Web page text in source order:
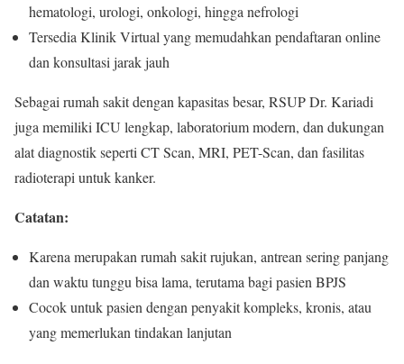
hematologi, urologi, onkologi, hingga nefrologi
Tersedia Klinik Virtual yang memudahkan pendaftaran online
dan konsultasi jarak jauh
Sebagai rumah sakit dengan kapasitas besar, RSUP Dr. Kariadi
juga memiliki ICU lengkap, laboratorium modern, dan dukungan
alat diagnostik seperti CT Scan, MRI, PET-Scan, dan fasilitas
radioterapi untuk kanker.
Catatan:
Karena merupakan rumah sakit rujukan, antrean sering panjang
dan waktu tunggu bisa lama, terutama bagi pasien BPJS
Cocok untuk pasien dengan penyakit kompleks, kronis, atau
yang memerlukan tindakan lanjutan